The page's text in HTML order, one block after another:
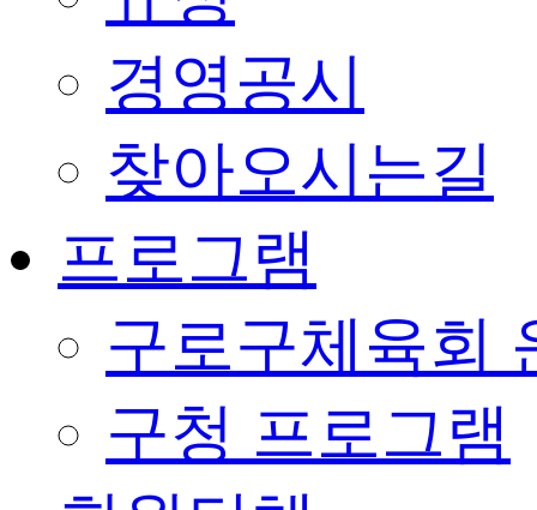
경영공시
찾아오시는길
프로그램
구로구체육회
구청 프로그램